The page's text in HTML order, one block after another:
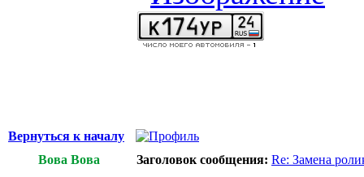
Вернуться к началу
Вова Вова
Заголовок сообщения: Re: Замена